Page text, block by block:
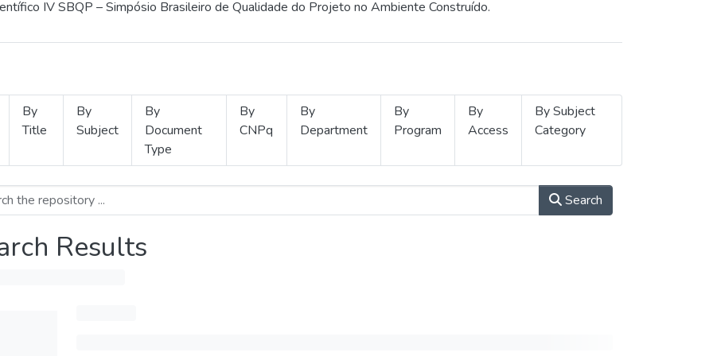
IV SBQP – Simpósio Brasileiro de Qualidade do Projeto no Ambiente Construído.
By
Title
By
Subject
By
Document
Type
By
CNPq
By
Department
By
Program
By
Access
By Subject
Category
Search
Results